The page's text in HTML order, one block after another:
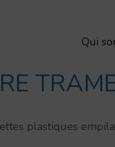
Qui
plastiques